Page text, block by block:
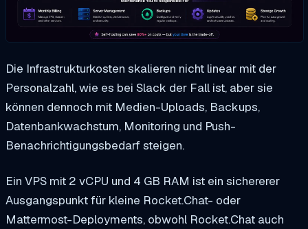
Die Infrastrukturkosten skalieren nicht linear mit der
Personalzahl, wie es bei Slack der Fall ist, aber sie
können dennoch mit Medien-Uploads, Backups,
Datenbankwachstum, Monitoring und Push-
Benachrichtigungsbedarf steigen.
Ein VPS mit 2 vCPU und 4 GB RAM ist ein sichererer
Ausgangspunkt für kleine Rocket.Chat- oder
Mattermost-Deployments, obwohl Rocket.Chat auch